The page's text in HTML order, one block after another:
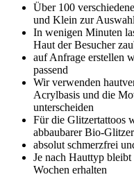
Über 100
und Klein zur Auswahl
In wenigen Minuten
Haut der Besucher
auf Anfrage erstellen
passend
Wir verwenden
Acrylbasis und die
unterscheiden
Für die Glitzertattoos
abbaubarer Bio-
absolut schmerzfrei
Je nach Hauttyp bleibt
Wochen erhalten